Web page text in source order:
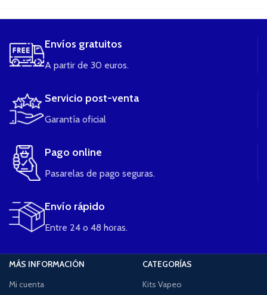
Envíos gratuitos
A partir de 30 euros.
Servicio post-venta
Garantía oficial
Pago online
Pasarelas de pago seguras.
Envío rápido
Entre 24 o 48 horas.
MÁS INFORMACIÓN
Mi cuenta
CATEGORÍAS
Kits Vapeo